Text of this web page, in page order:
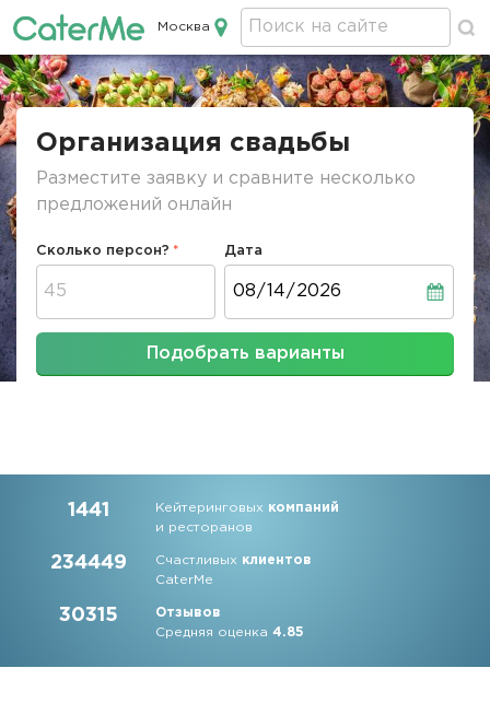
Кейтеринг в Москве
Москва
Строка
Организация свадьбы
Разместите заявку и сравните несколько
предложений онлайн
Сколько персон? Дата
Подобрать варианты
1441 Кейтеринговых компаний
и ресторанов
234449 Счастливых клиентов
CaterMe
30315
Отзывов
Средняя оценка4.85